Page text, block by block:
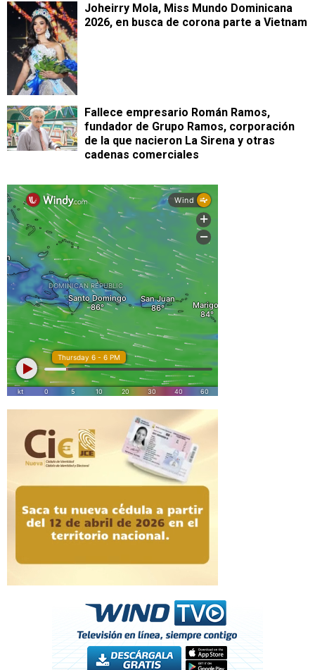
Joheirry Mola, Miss Mundo Dominicana
2026, en busca de corona parte a Vietnam
Fallece empresario Román Ramos,
fundador de Grupo Ramos, corporación
de la que nacieron La Sirena y otras
cadenas comerciales